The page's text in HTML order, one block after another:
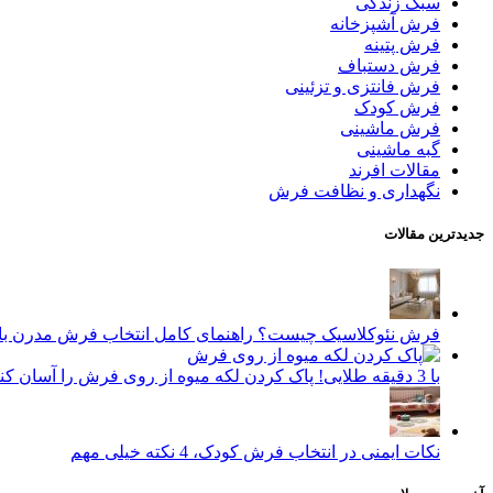
فرش آشپزخانه
فرش پتینه
فرش دستباف
فرش فانتزی و تزئینی
فرش کودک
فرش ماشینی
گبه ماشینی
مقالات افرند
نگهداری و نظافت فرش
جدیدترین مقالات
فرش نئوکلاسیک چیست؟ راهنمای کامل انتخاب فرش مدرن با
با 3 دقیقه طلایی! پاک کردن لکه میوه از روی فرش را آسان کنید.
نکات ایمنی در انتخاب فرش کودک، 4 نکته خیلی مهم